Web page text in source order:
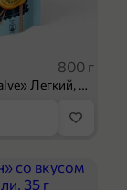
800 г
Майонезный соус «Calve» Легкий, 800 г